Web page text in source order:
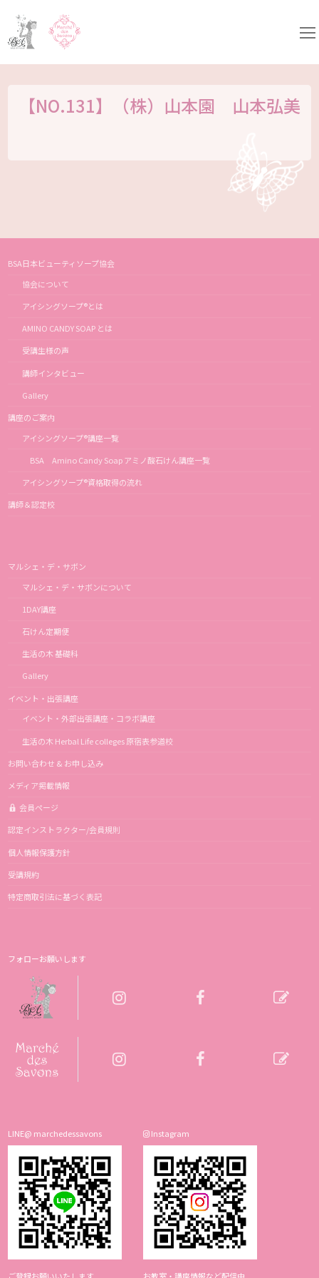
へ
【NO.131】（株）山本園 山本弘美
BSA日本ビューティソープ協会
協会について
アイシングソープ®とは
AMINO CANDY SOAP とは
受講生様の声
講師インタビュー
Gallery
講座のご案内
アイシングソープ®講座一覧
BSA Amino Candy Soap アミノ酸石けん講座一覧
アイシングソープ®資格取得の流れ
講師＆認定校
マルシェ・デ・サボン
マルシェ・デ・サボンについて
1DAY講座
石けん定期便
生活の木 基礎科
Gallery
イベント・出張講座
イベント・外部出張講座・コラボ講座
生活の木 Herbal Life colleges 原宿表参道校
お問い合わせ & お申し込み
メディア掲載情報
会員ページ
認定インストラクター/会員規則
個人情報保護方針
受講規約
特定商取引法に基づく表記
フォローお願いします
LINE@ marchedessavons Instagram